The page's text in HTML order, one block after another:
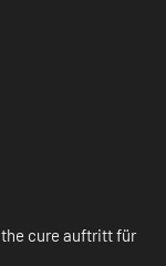
cure auftritt für